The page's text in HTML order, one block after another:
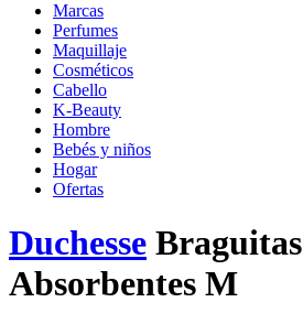
Marcas
Perfumes
Maquillaje
Cosméticos
Cabello
K-Beauty
Hombre
Bebés y niños
Hogar
Ofertas
Duchesse Braguitas
Absorbentes M